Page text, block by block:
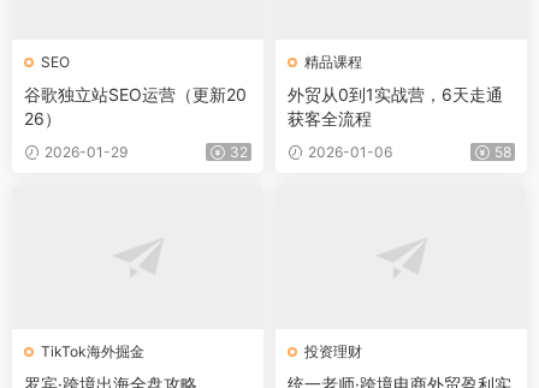
SEO
谷歌独立站SEO运营（更新20
26）
2026-01-29 32
精品课程
外贸从0到1实战营，6天走通
获客全流程
2026-01-06 58
TikTok海外掘金
罗宾·跨境出海全盘攻略
投资理财
统一老师·跨境电商外贸盈利实